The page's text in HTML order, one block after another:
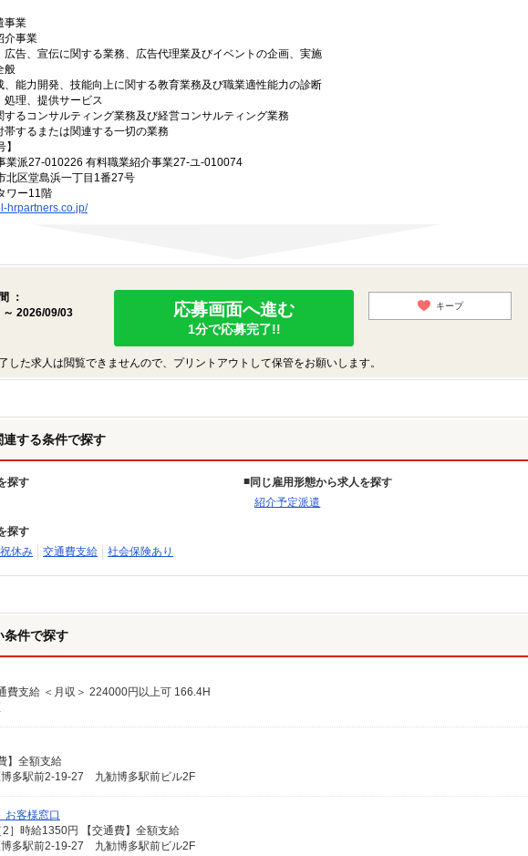
事業
介事業
広告、宣伝に関する業務、広告代理業及びイベントの企画、実施
般
、能力開発、技能向上に関する教育業務及び職業適性能力の診断
処理、提供サービス
するコンサルティング業務及び経営コンサルティング業務
帯するまたは関連する一切の業務
業派27-010226 有料職業紹介事業27-ユ-010074
北区堂島浜一丁目1番27号
ワー11階
hrpartners.co.jp/
：
2026/09/03
応募画面へ進む
1分で応募完了!!
キープ
した求人は閲覧できませんので、プリントアウトして保管をお願いします。
する条件で探す
探す
同じ雇用形態から求人を探す
紹介予定派遣
探す
休み 交通費支給 社会保険あり
条件で探す
費支給 ＜月収＞ 224000円以上可 166.4H
】全額支給
多駅前2-19-27 九勧博多駅前ビル2F
お客様窓口
2］時給1350円 【交通費】全額支給
多駅前2-19-27 九勧博多駅前ビル2F